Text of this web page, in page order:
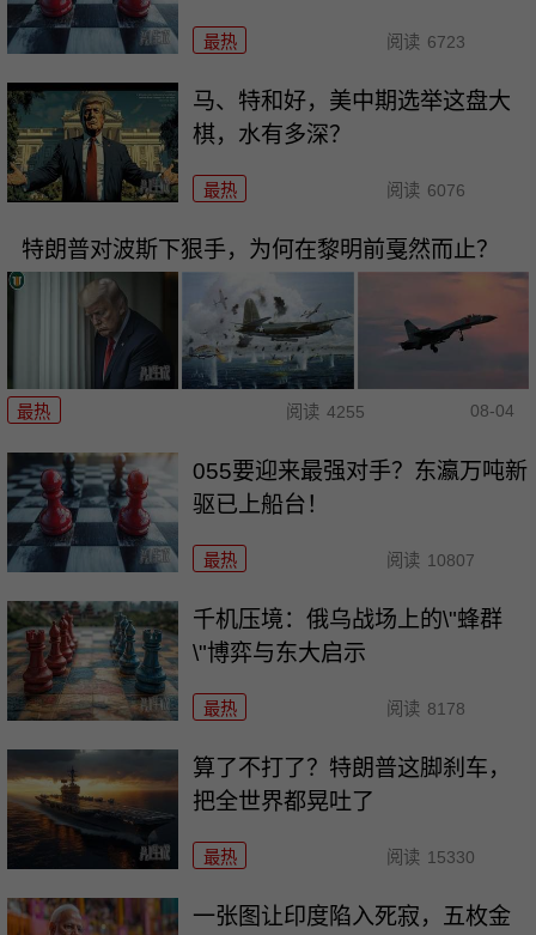
最热 阅读 6723
马、特和好，美中期选举这盘大
棋，水有多深？
最热 阅读 6076
特朗普对波斯下狠手，为何在黎明前戛然而止？
最热 阅读 4255 08-04
055要迎来最强对手？东瀛万吨新
驱已上船台！
最热 阅读 10807
千机压境：俄乌战场上的\"蜂群
\"博弈与东大启示
最热 阅读 8178
算了不打了？特朗普这脚刹车，
把全世界都晃吐了
最热 阅读 15330
一张图让印度陷入死寂，五枚金